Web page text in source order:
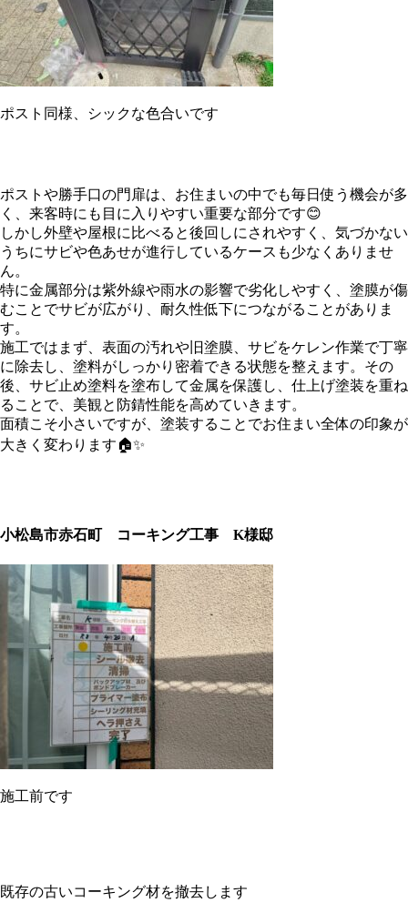
ポスト同様、シックな色合いです
ポストや勝手口の門扉は、お住まいの中でも毎日使う機会が多
く、来客時にも目に入りやすい重要な部分です😊
しかし外壁や屋根に比べると後回しにされやすく、気づかない
うちにサビや色あせが進行しているケースも少なくありませ
ん。
特に金属部分は紫外線や雨水の影響で劣化しやすく、塗膜が傷
むことでサビが広がり、耐久性低下につながることがありま
す。
施工ではまず、表面の汚れや旧塗膜、サビをケレン作業で丁寧
に除去し、塗料がしっかり密着できる状態を整えます。その
後、サビ止め塗料を塗布して金属を保護し、仕上げ塗装を重ね
ることで、美観と防錆性能を高めていきます。
面積こそ小さいですが、塗装することでお住まい全体の印象が
大きく変わります🏠✨
小松島市赤石町 コーキング工事 K様邸
施工前です
既存の古いコーキング材を撤去します